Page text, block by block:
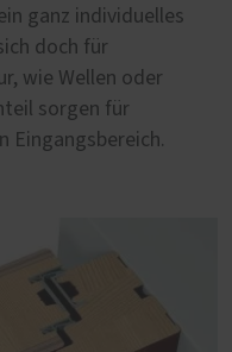
ganz individuelles
doch für
wie Wellen oder
sorgen für
Eingangsbereich.